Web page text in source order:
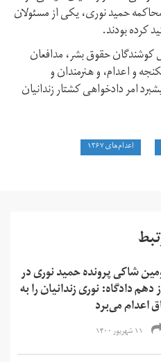
محاکمه حميد نوری، يکی از مسئولان
کرده بودند.
حقوق بشر، مدافعان
و اعدام، و هنرمندان و
امر دادخواهی کشتار زندانيان
اعدام‌های ۱۳۶۷
شاکی پرونده حمید نوری در
دهم دادگاه: نوری زندانیان را به
اعدام می‌برد
۱۱ شهریور ۱۴۰۰